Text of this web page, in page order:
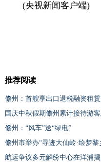
(央视新闻客户端)
推荐阅读
儋州：首艘享出口退税融资租
国庆中秋假期儋州累计接待游
儋州：“风车”送“绿电”
儋州市举办“寻迹大仙岭·绘梦黎
航运争议多元解纷中心在洋浦